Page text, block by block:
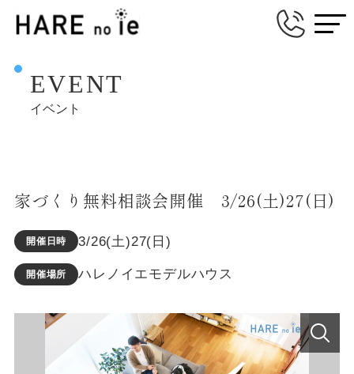
EVENT
イベント
家づくり無料相談会開催 3/26(土)27(日)
開催日時 3/26(土)27(日)
開催場所 ハレノイエモデルハウス